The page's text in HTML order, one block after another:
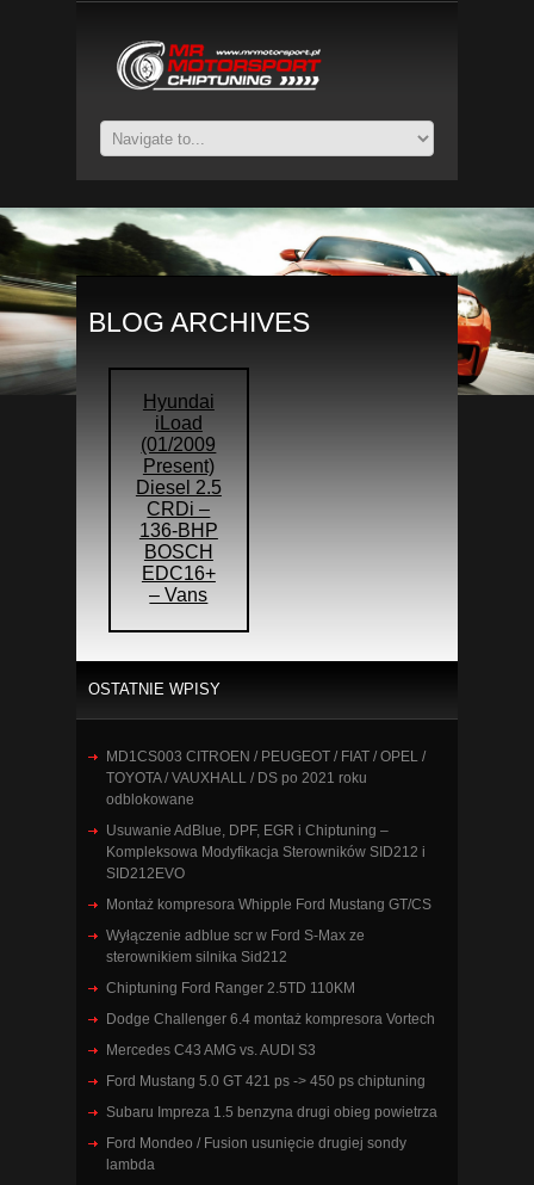
BLOG ARCHIVES
Hyundai
iLoad
(01/2009
Present)
Diesel 2.5
CRDi –
136-BHP
BOSCH
EDC16+
– Vans
OSTATNIE WPISY
MD1CS003 CITROEN / PEUGEOT / FIAT / OPEL /
TOYOTA / VAUXHALL / DS po 2021 roku
odblokowane
Usuwanie AdBlue, DPF, EGR i Chiptuning –
Kompleksowa Modyfikacja Sterowników SID212 i
SID212EVO
Montaż kompresora Whipple Ford Mustang GT/CS
Wyłączenie adblue scr w Ford S-Max ze
sterownikiem silnika Sid212
Chiptuning Ford Ranger 2.5TD 110KM
Dodge Challenger 6.4 montaż kompresora Vortech
Mercedes C43 AMG vs. AUDI S3
Ford Mustang 5.0 GT 421 ps -> 450 ps chiptuning
Subaru Impreza 1.5 benzyna drugi obieg powietrza
Ford Mondeo / Fusion usunięcie drugiej sondy
lambda